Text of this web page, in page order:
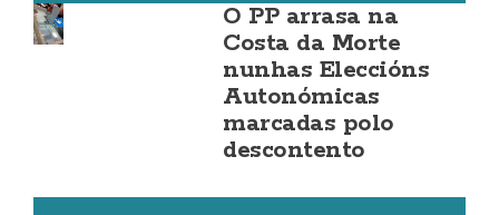
O PP arrasa na
Costa da Morte
nunhas Eleccións
Autonómicas
marcadas polo
descontento